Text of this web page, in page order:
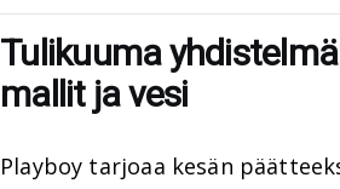
Tulikuuma
mallit ja vesi
Playboy tarjoaa kesän